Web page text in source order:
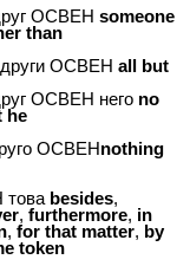
ОСВЕНsomeone
than
други ОСВЕНall
but
ОСВЕН него no
he
ОСВЕНnothing
besides,
,furthermore, in
,for that matter, by
token